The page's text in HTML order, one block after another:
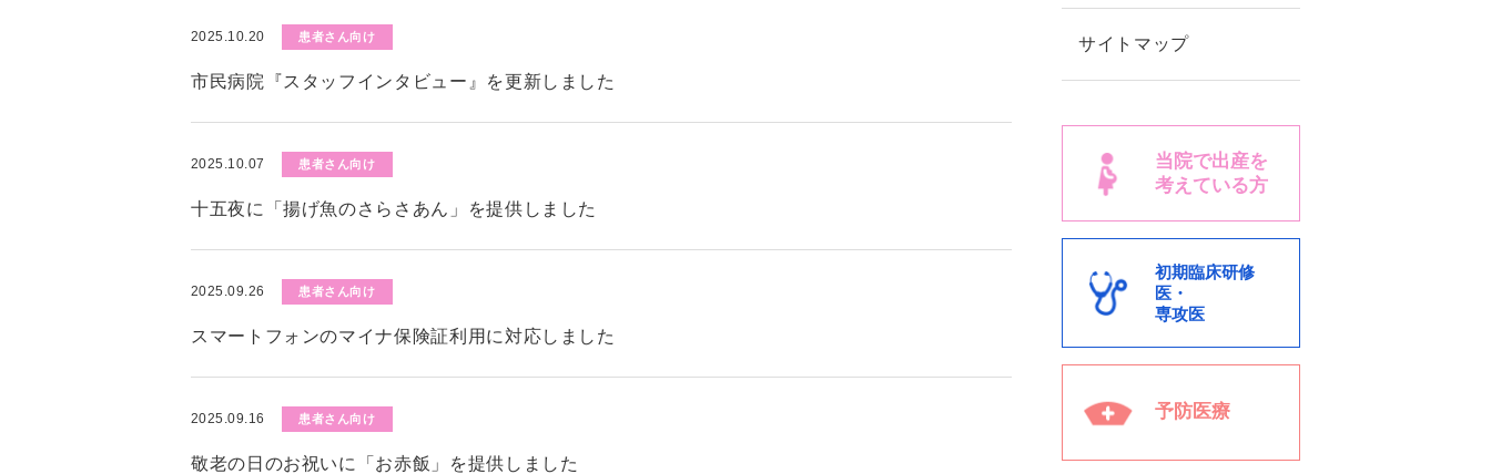
2025.10.20 患者さん向け
市民病院『スタッフインタビュー』を更新しました
2025.10.07 患者さん向け
十五夜に「揚げ魚のさらさあん」を提供しました
2025.09.26 患者さん向け
スマートフォンのマイナ保険証利用に対応しました
2025.09.16 患者さん向け
敬老の日のお祝いに「お赤飯」を提供しました
サイトマップ
当院で出産を
考えている方
初期臨床研修
医・
専攻医
予防医療